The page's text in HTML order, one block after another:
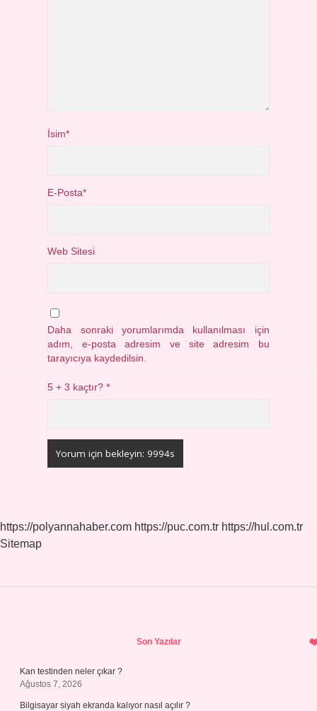
İsim*
E-Posta*
Web Sitesi
Daha sonraki yorumlarımda kullanılması için
adım, e-posta adresim ve site adresim bu
tarayıcıya kaydedilsin.
5 + 3 kaçtır?*
https://polyannahaber.com https://puc.com.tr https://hul.com.tr
Sitemap
Son Yazılar
Kan testinden neler çıkar ?
Ağustos 7, 2026
Bilgisayar siyah ekranda kalıyor nasıl açılır ?